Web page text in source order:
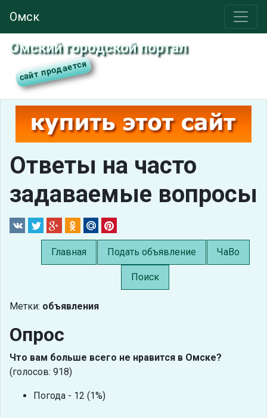
Омск
Омский городской портал
Ответы на часто
задаваемые вопросы
Главная Подать объявление ЧаВо
Поиск
Метки: объявления
Опрос
Что вам больше всего не нравится в Омске?
(голосов: 918)
Погода - 12 (1%)